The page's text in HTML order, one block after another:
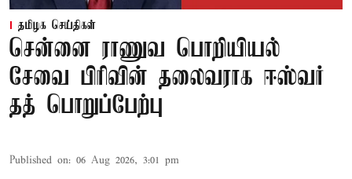
தமிழக செய்திகள்
சென்னை ராணுவ பொறியியல்
சேவை பிரிவின் தலைவராக ஈஸ்வர்
தத் பொறுப்பேற்பு
Published on: 06 Aug 2026, 3:01 pm